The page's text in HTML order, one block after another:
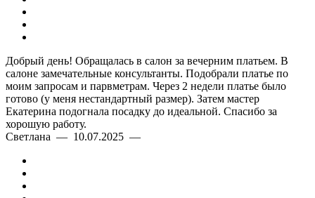
Добрый день! Обращалась в салон за вечерним платьем. В
салоне замечательные консультанты. Подобрали платье по
моим запросам и парвметрам. Через 2 недели платье было
готово (у меня нестандартный размер). Затем мастер
Екатерина подогнала посадку до идеальной. Спасибо за
хорошую работу.
Светлана — 10.07.2025 —